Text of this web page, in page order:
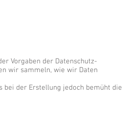
Vorgaben der Datenschutz-
wir sammeln, wie wir Daten
bei der Erstellung jedoch bemüht die